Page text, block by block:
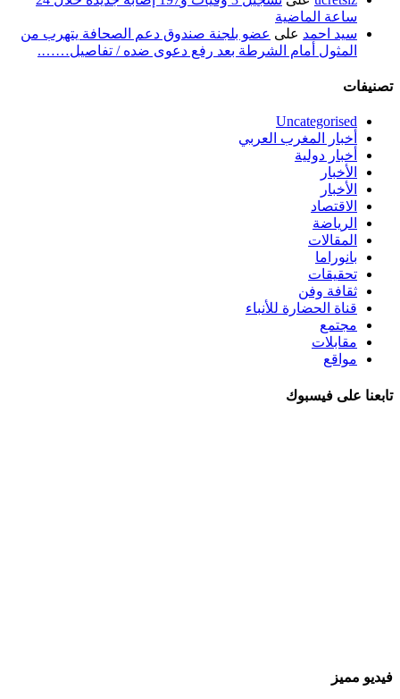
ساعة الماضية
سيد احمد على عضو بلجنة صندوق دعم الصحافة يتهرب من
المثول أمام الشرطة بعد رفع دعوى ضده / تفاصيل…….
تصنيفات
Uncategorised
أخبار المغرب العربي
أخبار دولية
الأخبار
الأخبار
الاقتصاد
الرياضة
المقالات
بانوراما
تحقيقات
ثقافة وفن
قناة الحضارة للأنباء
مجتمع
مقابلات
مواقع
تابعنا على فيسبوك
فيديو مميز